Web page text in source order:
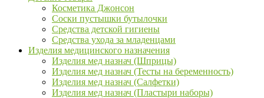
Косметика Джонсон
Соски пустышки бутылочки
Средства детской гигиены
Средства ухода за младенцами
Изделия медицинского назначения
Изделия мед назнач (Шприцы)
Изделия мед назнач (Тесты на беременность)
Изделия мед назнач (Салфетки)
Изделия мед назнач (Пластыри наборы)